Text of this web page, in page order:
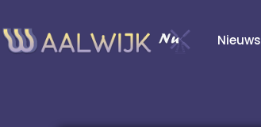
Nieuws